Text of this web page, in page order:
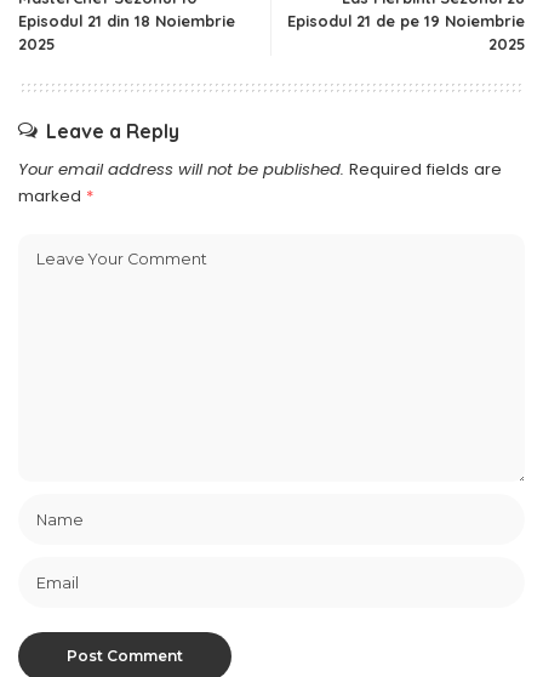
Episodul 21 din 18 Noiembrie
2025
Episodul 21 de pe 19 Noiembrie
2025
Leave a Reply
Your email address will not be published. Required fields are
marked *